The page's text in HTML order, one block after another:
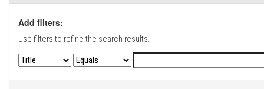
Add filters:
Use filters to refine the search results.